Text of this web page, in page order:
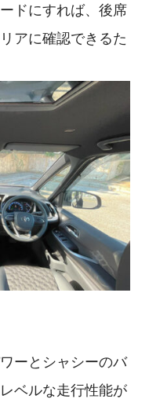
ドにすれば、後席
アに確認できるた
ーとシャシーのバ
ベルな走行性能が